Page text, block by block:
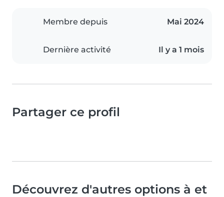
Membre depuis Mai 2024
Dernière activité Il y a 1 mois
Partager ce profil
Découvrez d'autres options à et